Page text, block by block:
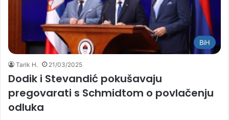
BiH
Tarik H. 21/03/2025
Dodik i Stevandić pokušavaju
pregovarati s Schmidtom o povlačenju
odluka